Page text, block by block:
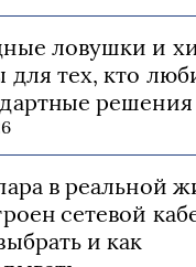
ловушки и
для тех, кто
решения
в реальной
сетевой
и как